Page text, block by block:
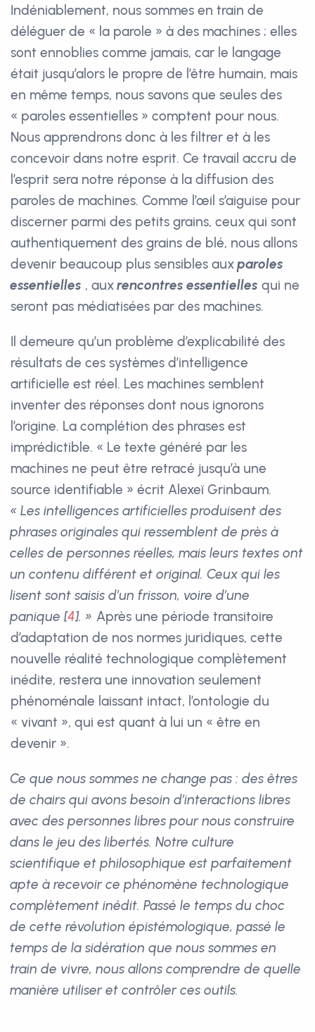
Indéniablement, nous sommes en train de
déléguer de « la parole » à des machines ; elles
sont ennoblies comme jamais, car le langage
était jusqu’alors le propre de l’être humain, mais
en même temps, nous savons que seules des
« paroles essentielles » comptent pour nous.
Nous apprendrons donc à les filtrer et à les
concevoir dans notre esprit. Ce travail accru de
l’esprit sera notre réponse à la diffusion des
paroles de machines. Comme l’œil s’aiguise pour
discerner parmi des petits grains, ceux qui sont
authentiquement des grains de blé, nous allons
devenir beaucoup plus sensibles auxparoles
essentielles , auxrencontres essentielles qui ne
seront pas médiatisées par des machines.
Il demeure qu’un problème d’explicabilité des
résultats de ces systèmes d’intelligence
artificielle est réel. Les machines semblent
inventer des réponses dont nous ignorons
l’origine. La complétion des phrases est
imprédictible. « Le texte généré par les
machines ne peut être retracé jusqu’à une
source identifiable » écrit Alexeï Grinbaum.
« Les intelligences artificielles produisent des
phrases originales qui ressemblent de près à
celles de personnes réelles, mais leurs textes ont
un contenu différent et original. Ceux qui les
lisent sont saisis d’un frisson, voire d’une
panique [4]. » Après une période transitoire
d’adaptation de nos normes juridiques, cette
nouvelle réalité technologique complètement
inédite, restera une innovation seulement
phénoménale laissant intact, l’ontologie du
« vivant », qui est quant à lui un « être en
devenir ».
Ce que nous sommes ne change pas : des êtres
de chairs qui avons besoin d’interactions libres
avec des personnes libres pour nous construire
dans le jeu des libertés. Notre culture
scientifique et philosophique est parfaitement
apte à recevoir ce phénomène technologique
complètement inédit. Passé le temps du choc
de cette révolution épistémologique, passé le
temps de la sidération que nous sommes en
train de vivre, nous allons comprendre de quelle
manière utiliser et contrôler ces outils.